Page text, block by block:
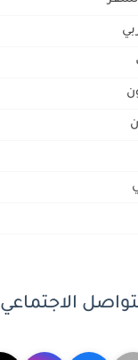
الاجتماعي